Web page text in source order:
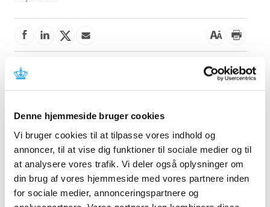
Denne hjemmeside bruger cookies
Vi bruger cookies til at tilpasse vores indhold og
annoncer, til at vise dig funktioner til sociale medier og til
at analysere vores trafik. Vi deler også oplysninger om
din brug af vores hjemmeside med vores partnere inden
for sociale medier, annonceringspartnere og
Lægemiddelstyrelsen har besluttet, at AQUIPTA
tabletter, der indeholder atogepant i styrkerne 10 og 60
Vi vurderer, at AQUIPTA ikke opfylder kriterierne for
generelt klausuleret tilskud til patienter omfattet af den
foreslåede klausul.
AQUIPTA er godkendt til forebyggende behandling af
migræne hos voksne, som har mindst 4 migrænedage om
måneden.